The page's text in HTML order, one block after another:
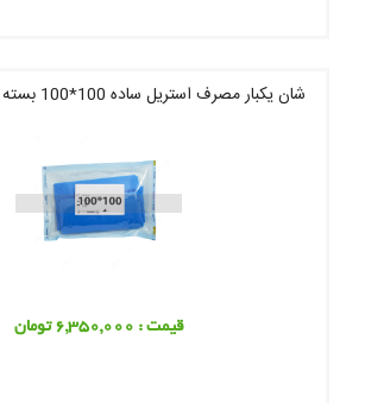
شان یکبار مصرف استریل ساده 100*100 بسته های 100 عددی
قیمت : 6,350,000 تومان